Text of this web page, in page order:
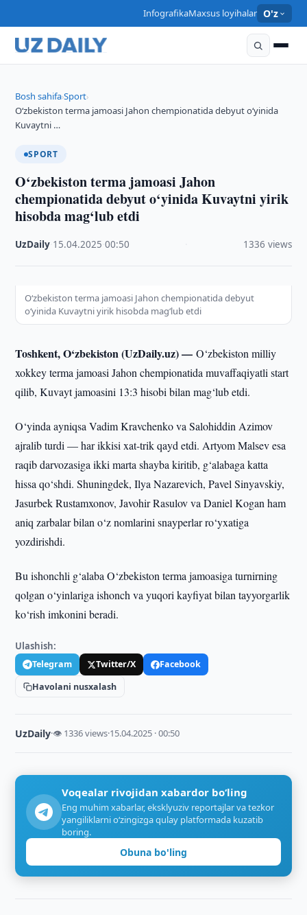
InfografikaMaxsus loyihalar O'z
Bosh sahifa›Sport›
O‘zbekiston terma jamoasi Jahon chempionatida debyut o‘yinida
Kuvaytni …
SPORT
O‘zbekiston terma jamoasi Jahon
chempionatida debyut o‘yinida Kuvaytni yirik
hisobda mag‘lub etdi
UzDaily 15.04.2025 ·00:50 1336 views
O‘zbekiston terma jamoasi Jahon chempionatida debyut
o‘yinida Kuvaytni yirik hisobda mag‘lub etdi
Toshkent, O‘zbekiston (UzDaily.uz) —O‘zbekiston milliy
xokkey terma jamoasi Jahon chempionatida muvaffaqiyatli start
qilib, Kuvayt jamoasini 13:3 hisobi bilan mag‘lub etdi.
O‘yinda ayniqsa Vadim Kravchenko va Salohiddin Azimov
ajralib turdi — har ikkisi xat-trik qayd etdi. Artyom Malsev esa
raqib darvozasiga ikki marta shayba kiritib, g‘alabaga katta
hissa qo‘shdi. Shuningdek, Ilya Nazarevich, Pavel Sinyavskiy,
Jasurbek Rustamxonov, Javohir Rasulov va Daniel Kogan ham
aniq zarbalar bilan o‘z nomlarini snayperlar ro‘yxatiga
yozdirishdi.
Bu ishonchli g‘alaba O‘zbekiston terma jamoasiga turnirning
qolgan o‘yinlariga ishonch va yuqori kayfiyat bilan tayyorgarlik
ko‘rish imkonini beradi.
Ulashish:
Telegram Twitter/X
Facebook
Havolani nusxalash
UzDaily·👁 1336 views·15.04.2025 · 00:50
Voqealar rivojidan xabardor bo‘ling
Eng muhim xabarlar, eksklyuziv reportajlar va tezkor
yangiliklarni o‘zingizga qulay platformada kuzatib
boring.
Obuna bo'ling